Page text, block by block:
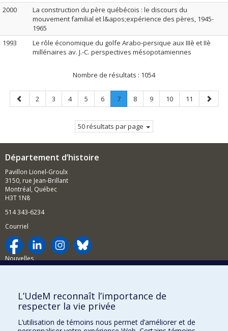
2000
La construction du père québécois : le discours du
mouvement familial et l&apos;expérience des pères, 1945-
1965
1993
Le rôle économique du golfe Arabo-persique aux IIIè et IIè
millénaires av. J.-C. perspectives mésopotamiennes
Nombre de résultats : 1054
Page
précédente
Page
2 Page
3 Page
4 Page
5 Page
6 Page
7.
Page
Page
8 Page
9 Page
10 Page
11
Page
50 résultats par page
Département d’histoire
Pavillon Lionel-Groulx
3150, rue Jean-Brillant
Montréal, Québec
H3T 1N8
514 343-6234
Courriel
Nouvelles
Comment soutenir le Département?
BESOIN D'AIDE?
Plan du site
L’UdeM reconnaît l’importance de
respecter la vie privée
L’utilisation de témoins nous permet d’améliorer et de